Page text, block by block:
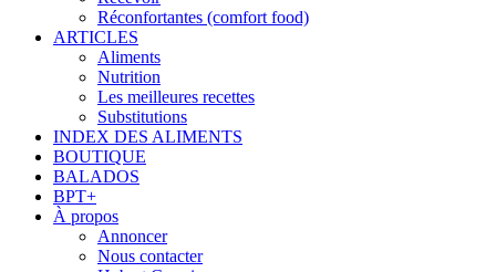
Réconfortantes (comfort food)
ARTICLES
Aliments
Nutrition
Les meilleures recettes
Substitutions
INDEX DES ALIMENTS
BOUTIQUE
BALADOS
BPT+
À propos
Annoncer
Nous contacter